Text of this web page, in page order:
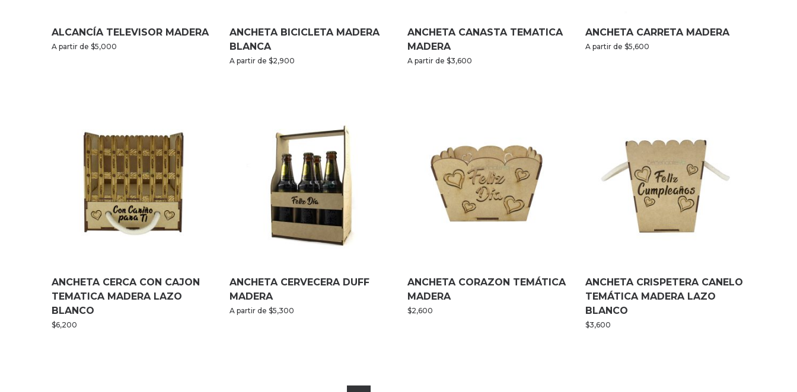
ALCANCÍA TELEVISOR MADERA
A partir de $5,000
ANCHETA BICICLETA MADERA
BLANCA
A partir de $2,900
ANCHETA CANASTA TEMATICA
MADERA
A partir de $3,600
ANCHETA CARRETA MADERA
A partir de $5,600
ANCHETA CERCA CON CAJON
TEMATICA MADERA LAZO
BLANCO
$6,200
ANCHETA CERVECERA DUFF
MADERA
A partir de $5,300
ANCHETA CORAZON TEMÁTICA
MADERA
$2,600
ANCHETA CRISPETERA CANELO
TEMÁTICA MADERA LAZO
BLANCO
$3,600